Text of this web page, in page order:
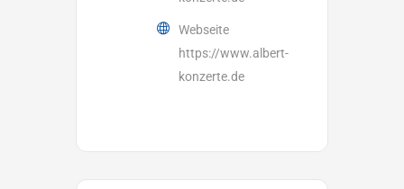
Webseite
https://www.albert-
konzerte.de